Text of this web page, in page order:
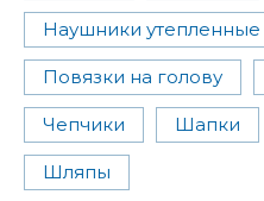
Наушники утепленные
Повязки на голову
Чепчики Шапки
Шляпы